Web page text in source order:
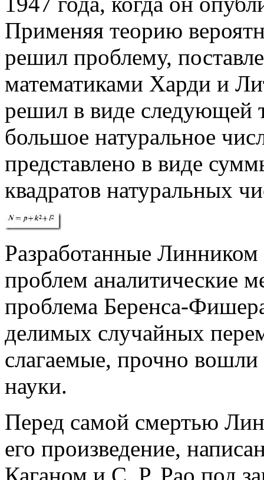
Применяя теорию
решил проблему,
математиками Харди и
решил в виде следующей
большое натуральное
представлено в виде
квадратов натуральных
Разработанные
проблем аналитические
проблема Беренса-
делимых случайных
слагаемые, прочно
науки.
Перед самой смертью
его произведение,